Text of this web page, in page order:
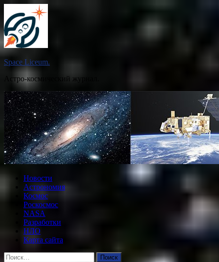
содержимому
Space Liceum.
Астро-космический журнал.
Новости
Астрономия
Космос
Роскосмос
NASA
Разработки
НЛО
Карта сайта
Найти: